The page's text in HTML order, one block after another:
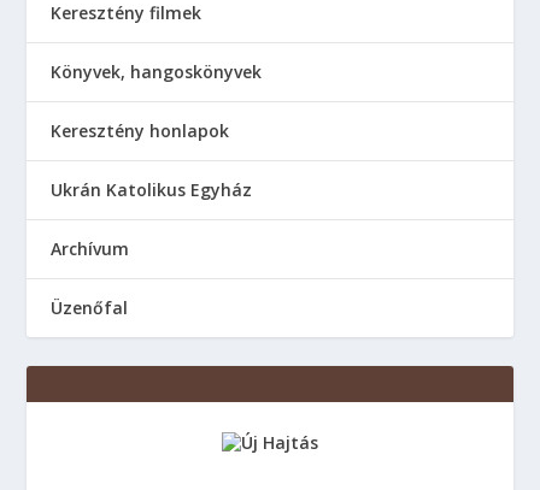
Keresztény filmek
Könyvek, hangoskönyvek
Keresztény honlapok
Ukrán Katolikus Egyház
Аrchívum
Üzenőfal